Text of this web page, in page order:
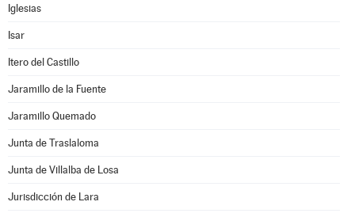
Iglesias
Isar
Itero del Castillo
Jaramillo de la Fuente
Jaramillo Quemado
Junta de Traslaloma
Junta de Villalba de Losa
Jurisdicción de Lara